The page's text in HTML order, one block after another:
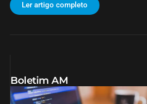
Ler artigo completo
Boletim AM